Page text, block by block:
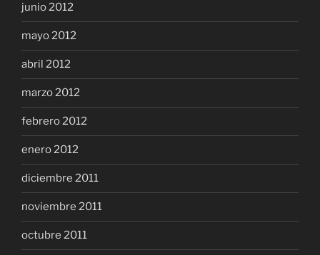
junio 2012
mayo 2012
abril 2012
marzo 2012
febrero 2012
enero 2012
diciembre 2011
noviembre 2011
octubre 2011